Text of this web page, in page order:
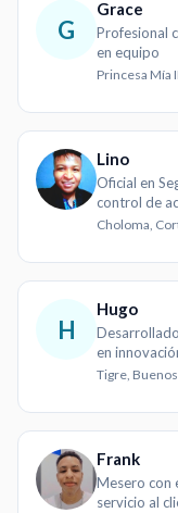
G
Grace
Profesional
en equipo
Princesa Mía
Lino
Oficial en
control de
Choloma,
H
Hugo
en
Tigre,
Frank
Mesero con
servicio al